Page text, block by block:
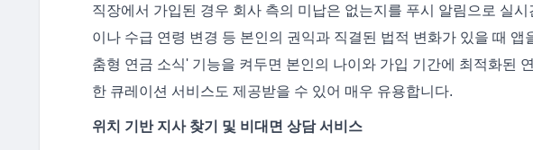
직장에서 가입된 경우 회사 측의 미납은 없는지를 푸시 알림으로 실
이나 수급 연령 변경 등 본인의 권익과 직결된 법적 변화가 있을 때
춤형 연금 소식' 기능을 켜두면 본인의 나이와 가입 기간에 최적화된
한 큐레이션 서비스도 제공받을 수 있어 매우 유용합니다.
위치 기반 지사 찾기 및 비대면 상담 서비스